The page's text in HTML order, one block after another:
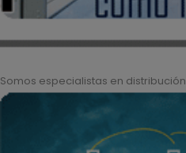
Somos especialistas en